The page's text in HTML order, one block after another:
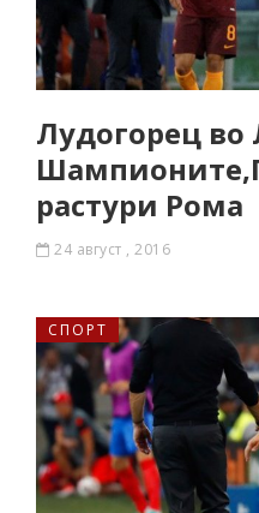
Лудогорец во
растури Рома
24 август , 2016
СПОРТ